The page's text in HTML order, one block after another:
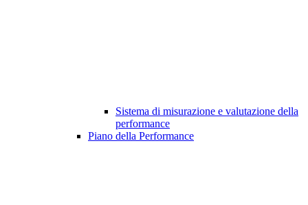
Sistema di misurazione e valutazione della
performance
Piano della Performance